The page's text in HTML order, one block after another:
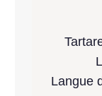
Langue